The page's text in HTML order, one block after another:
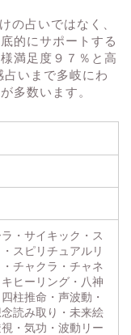
の占いではなく、
的にサポートする
満足度９７％と高
いまで多岐にわ
多数います。
・サイキック・ス
スピリチュアルリ
チャクラ・チャネ
ヒーリング・八神
柱推命・声波動・
読み取り・未来絵
・気功・波動リー